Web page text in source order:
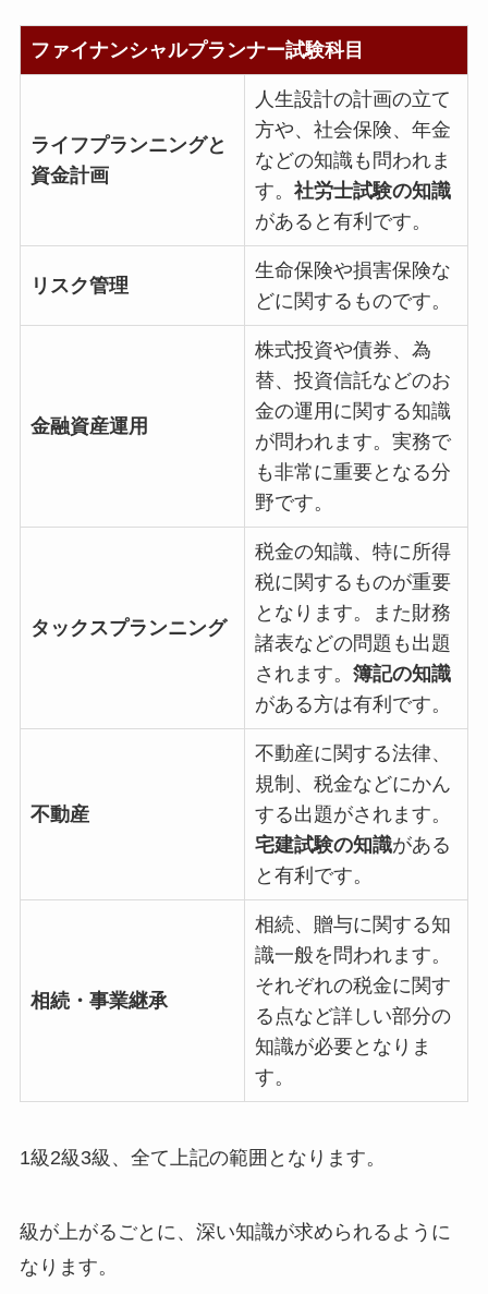
ファイナンシャルプランナー試験科目
ライフプランニングと
資金計画
人生設計の計画の立て
方や、社会保険、年金
などの知識も問われま
す。 社労士試験の知識
があると有利です。
リスク管理
生命保険や損害保険な
どに関するものです。
金融資産運用
株式投資や債券、為
替、投資信託などのお
金の運用に関する知識
が問われます。実務で
も非常に重要となる分
野です。
タックスプランニング
税金の知識、特に所得
税に関するものが重要
となります。また財務
諸表などの問題も出題
されます。 簿記の知識
がある方は有利です。
不動産
不動産に関する法律、
規制、税金などにかん
する出題がされます。
宅建試験の知識がある
と有利です。
相続・事業継承
相続、贈与に関する知
識一般を問われます。
それぞれの税金に関す
る点など詳しい部分の
知識が必要となりま
す。
1級2級3級、全て上記の範囲となります。
級が上がるごとに、深い知識が求められるように
なります。